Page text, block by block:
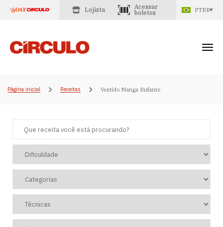
Lojista
Acessar
boletos
PTBR
Página inicial Receitas Vestido Manga Bufante